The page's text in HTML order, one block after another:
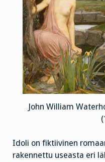
John William
Idoli on fiktiivinen
rakennettu useasta eri